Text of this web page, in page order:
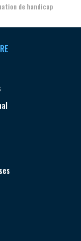
de handicap